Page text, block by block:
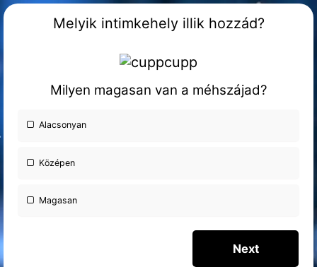
Melyik intimkehely illik hozzád?
Milyen magasan van a méhszájad?
Alacsonyan
Középen
Magasan